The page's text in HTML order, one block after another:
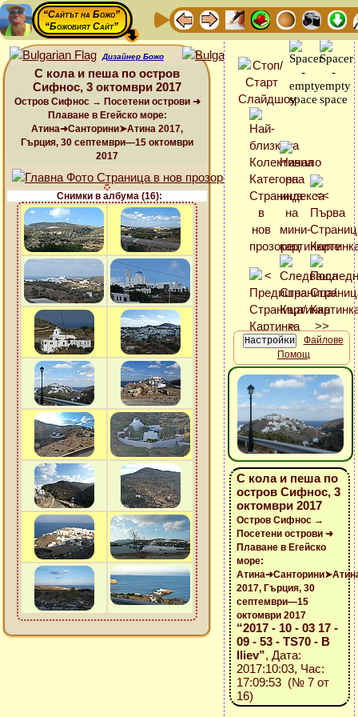
“Сайтът на Божо”
“Божовият Сайт”
Дизайнер Божо
С кола и пеша по остров
Сифнос, 3 октомври 2017
Остров Сифнос → Посетени острови ➜
Плаване в Егейско море:
Атина➜Санторини➤Атина 2017,
Гърция, 30 септември—15 октомври
2017
Снимки в албума (16):
Файлове
Помощ
С кола и пеша по
остров Сифнос, 3
октомври 2017
Остров Сифнос →
Посетени острови ➜
Плаване в Егейско
море:
2017, Гърция, 30
септември—15
октомври 2017
“2017 - 10 - 03 17 -
09 - 53 - TS70 - B
Iliev”, Дата:
2017:10:03, Час:
17:09:53 (№ 7 от
16)